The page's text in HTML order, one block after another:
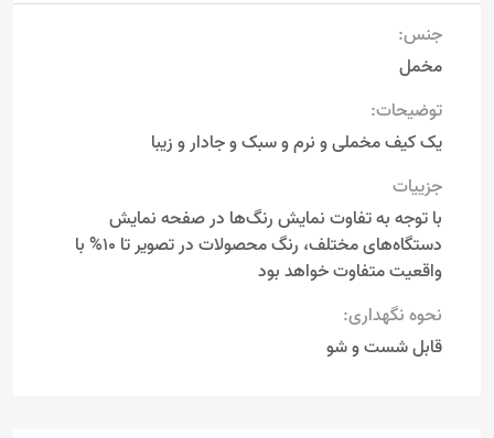
جنس:
مخمل
توضیحات:
یک کیف مخملی و نرم و سبک و جادار و زیبا
جزییات
با توجه به تفاوت نمایش رنگ‌ها در صفحه نمایش
دستگاه‌های مختلف، رنگ محصولات در تصویر تا 10% با
واقعیت متفاوت خواهد بود
نحوه نگهداری:
قابل شست و شو